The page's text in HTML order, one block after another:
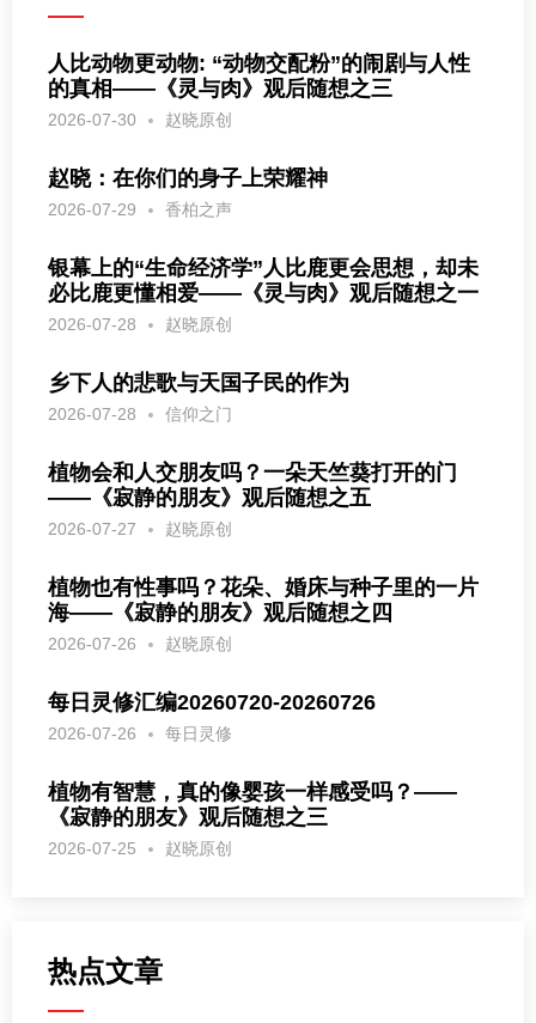
人比动物更动物: “动物交配粉”的闹剧与人性
的真相——《灵与肉》观后随想之三
2026-07-30 赵晓原创
赵晓：在你们的身子上荣耀神
2026-07-29 香柏之声
银幕上的“生命经济学”人比鹿更会思想，却未
必比鹿更懂相爱——《灵与肉》观后随想之一
2026-07-28 赵晓原创
乡下人的悲歌与天国子民的作为
2026-07-28 信仰之门
植物会和人交朋友吗？一朵天竺葵打开的门
——《寂静的朋友》观后随想之五
2026-07-27 赵晓原创
植物也有性事吗？花朵、婚床与种子里的一片
海——《寂静的朋友》观后随想之四
2026-07-26 赵晓原创
每日灵修汇编20260720-20260726
2026-07-26 每日灵修
植物有智慧，真的像婴孩一样感受吗？——
《寂静的朋友》观后随想之三
2026-07-25 赵晓原创
热点文章